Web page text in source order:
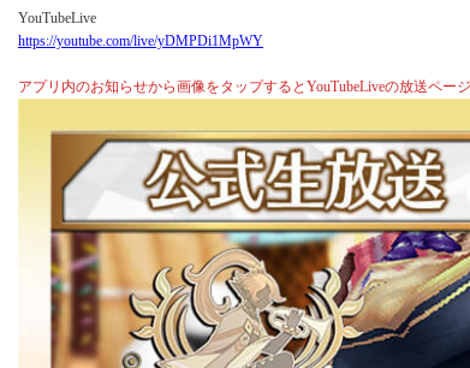
YouTubeLive
https://youtube.com/live/yDMPDi1MpWY
アプリ内のお知らせから画像をタップするとYouTubeLiveの放送ペー